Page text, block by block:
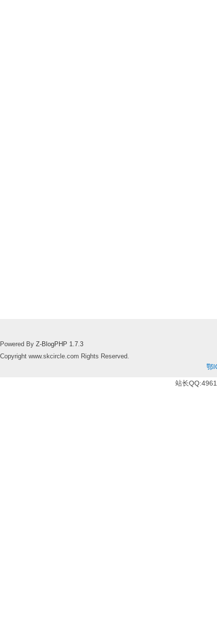
Powered By Z-BlogPHP 1.7.3
Copyright www.skcircle.com Rights Reserved.
鄂
站长